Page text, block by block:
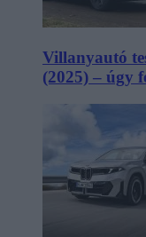
Villanyautó
(2025) – úgy